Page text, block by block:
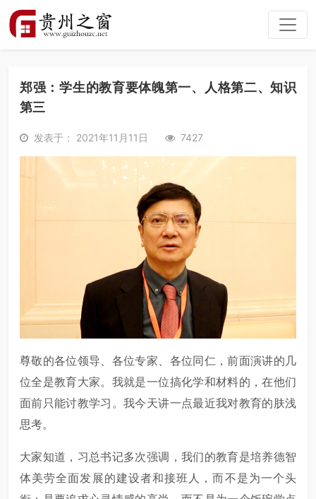
郑强：学生的教育要体魄第一、人格第二、知识
第三
发表于： 2021年11月11日 7427
尊敬的各位领导、各位专家、各位同仁，前面演讲的几
位全是教育大家。我就是一位搞化学和材料的，在他们
面前只能讨教学习。我今天讲一点最近我对教育的肤浅
思考。
大家知道，习总书记多次强调，我们的教育是培养德智
体美劳全面发展的建设者和接班人，而不是为一个头